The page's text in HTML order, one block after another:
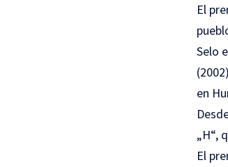
El
Selo
en
„H“,
El